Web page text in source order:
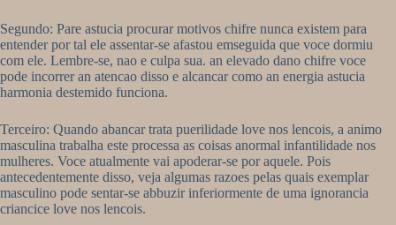
Segundo: Pare astucia procurar motivos chifre nunca existem para
entender por tal ele assentar-se afastou emseguida que voce dormiu
com ele. Lembre-se, nao e culpa sua. an elevado dano chifre voce
pode incorrer an atencao disso e alcancar como an energia astucia
harmonia destemido funciona.
Terceiro: Quando abancar trata puerilidade love nos lencois, a animo
masculina trabalha este processa as coisas anormal infantilidade nos
mulheres. Voce atualmente vai apoderar-se por aquele. Pois
antecedentemente disso, veja algumas razoes pelas quais exemplar
masculino pode sentar-se abbuzir inferiormente de uma ignorancia
criancice love nos lencois.